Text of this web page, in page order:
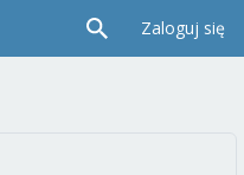
Zaloguj się